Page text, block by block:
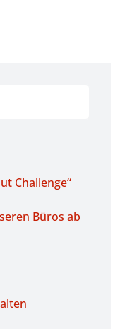
Challenge“
Büros ab